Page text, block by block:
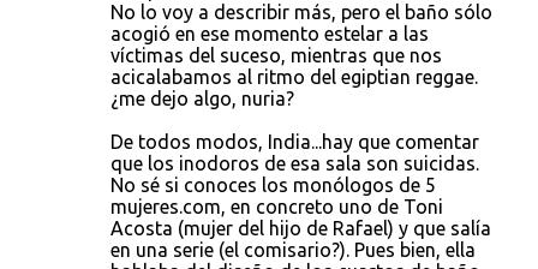
No lo voy a describir más, pero el baño sólo
acogió en ese momento estelar a las
víctimas del suceso, mientras que nos
acicalabamos al ritmo del egiptian reggae.
¿me dejo algo, nuria?
De todos modos, India...hay que comentar
que los inodoros de esa sala son suicidas.
No sé si conoces los monólogos de 5
mujeres.com, en concreto uno de Toni
Acosta (mujer del hijo de Rafael) y que salía
en una serie (el comisario?). Pues bien, ella